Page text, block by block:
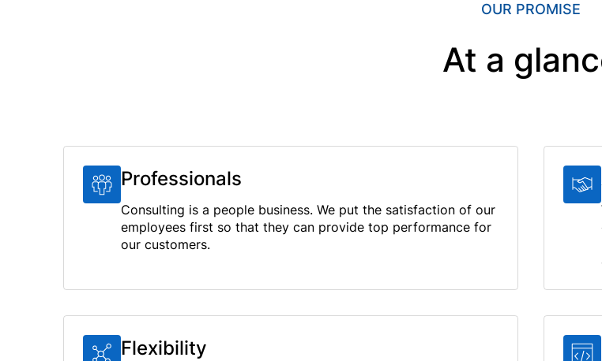
OUR PROMISE
At a
Professionals
Consulting is a people business. We put the satisfaction of our
employees first so that they can provide top performance for
our customers.
Flexibility